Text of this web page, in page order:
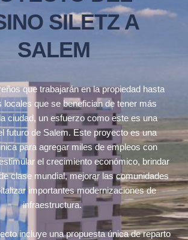
SILETZ A
SALEM
que trabajarán en la propiedad hasta
locales que se benefician de tener más
ciudad, un esfuerzo como este es una
futuro de Salem. Este proyecto es una
para agregar miles de empleos con
el crecimiento económico, brindar
clase mundial, mejorar las comunidades
importantes modernizaciones de
infraestructura.
incluye una propuesta única de reparto